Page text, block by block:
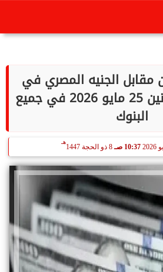
مقابل الجنيه المصري في
البنوك اليوم الإثنين 25 مايو 2026 في جميع
البنوك
10:37 صـ 8 ذو الحجة 1447
هـ